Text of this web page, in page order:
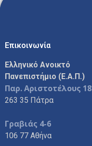
Επικοινωνία
Ελληνικό Ανοικτό
Πανεπιστήμιο (Ε.Α.Π.)
Παρ. Αριστοτέλους 18
263 35 Πάτρα
Γραβιάς 4-6
106 77 Αθήνα